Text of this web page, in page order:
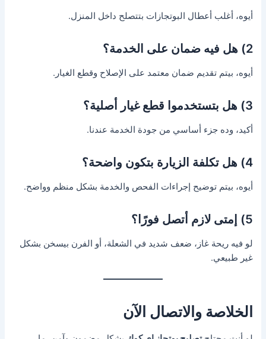
أيوه، أغلب أعطال البوتجازات بتتصلح داخل المنزل.
2) هل فيه ضمان على الخدمة؟
أيوه، بيتم تقديم ضمان معتمد على الإصلاح وقطع الغيار.
3) هل بتستخدموا قطع غيار أصلية؟
أكيد، وده جزء أساسي من جودة الخدمة عندنا.
4) هل تكلفة الزيارة بتكون واضحة؟
أيوه، بيتم توضيح إجراءات الفحص والخدمة بشكل منظم وواضح.
5) إمتى لازم أتصل فورًا؟
لو فيه ريحة غاز، ضعف شديد في الشعلة، أو الفرن بيسخن بشكل
غير طبيعي.
الخلاصة والاتصال الآن